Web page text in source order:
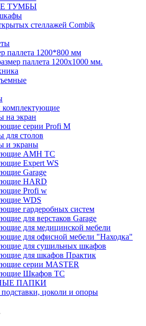
ТУМБЫ
стеллажей Combik
паллета 1200*800 мм
паллета 1200х1000 мм.
комплектующие
на экран
серии Profi M
для столов
и экраны
AMH TC
Expert WS
Garage
HARD
Profi w
WDS
гардеробных систем
для верстаков Garage
для медицинской мебели
для офисной мебели "Находка"
для сушильных шкафов
для шкафов Практик
серии MASTER
Шкафов ТС
ПАПКИ
цоколи и опоры